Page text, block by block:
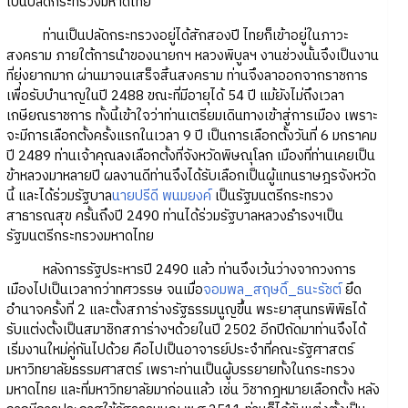
ท่านเป็นปลัดกระทรวงอยู่ได้สักสองปี ไทยก็เข้าอยู่ในภาวะ
สงคราม ภายใต้การนำของนายกฯ หลวงพิบูลฯ งานช่วงนั้นจึงเป็นงาน
ที่ยุ่งยากมาก ผ่านมาจนเสร็จสิ้นสงคราม ท่านจึงลาออกจากราชการ
เพื่อรับบำนาญในปี 2488 ขณะที่มีอายุได้ 54 ปี แม้ยังไม่ถึงเวลา
เกษียณราชการ ทั้งนี้เข้าใจว่าท่านเตรียมเดินทางเข้าสู่การเมือง เพราะ
จะมีการเลือกตั้งครั้งแรกในเวลา 9 ปี เป็นการเลือกตั้งวันที่ 6 มกราคม
ปี 2489 ท่านเจ้าคุณลงเลือกตั้งที่จังหวัดพิษณุโลก เมืองที่ท่านเคยเป็น
ข้าหลวงมาหลายปี ผลงานดีท่านจึงได้รับเลือกเป็นผู้แทนราษฎรจังหวัด
นี้ และได้ร่วมรัฐบาลนายปรีดี พนมยงค์เป็นรัฐมนตรีกระทรวง
สาธารณสุข ครั้นถึงปี 2490 ท่านได้ร่วมรัฐบาลหลวงธำรงฯเป็น
รัฐมนตรีกระทรวงมหาดไทย
หลังการรัฐประหารปี 2490 แล้ว ท่านจึงเว้นว่างจากวงการ
เมืองไปเป็นเวลากว่าทศวรรษ จนเมื่อจอมพล_สฤษดิ์_ธนะรัชต์ยึด
อำนาจครั้งที่ 2 และตั้งสภาร่างรัฐธรรมนูญขึ้น พระยาสุนทรพิพิธได้
รับแต่งตั้งเป็นสมาชิกสภาร่างฯด้วยในปี 2502 อีกปีถัดมาท่านจึงได้
เริ่มงานใหม่คู่กันไปด้วย คือไปเป็นอาจารย์ประจำที่คณะรัฐศาสตร์
มหาวิทยาลัยธรรมศาสตร์ เพราะท่านเป็นผู้บรรยายทั้งในกระทรวง
มหาดไทย และที่มหาวิทยาลัยมาก่อนแล้ว เช่น วิชากฎหมายเลือกตั้ง หลัง